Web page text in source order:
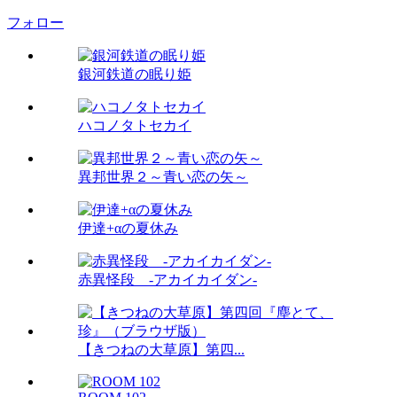
フォロー
銀河鉄道の眠り姫
ハコノタトセカイ
異邦世界２～青い恋の矢～
伊達+αの夏休み
赤異怪段 -アカイカイダン-
【きつねの大草原】第四...